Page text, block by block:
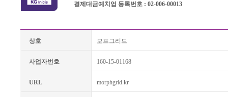
결제대금예치업 등록번호 : 02-006-00013
상호 모프그리드
사업자번호 160-15-01168
URL morphgrid.kr